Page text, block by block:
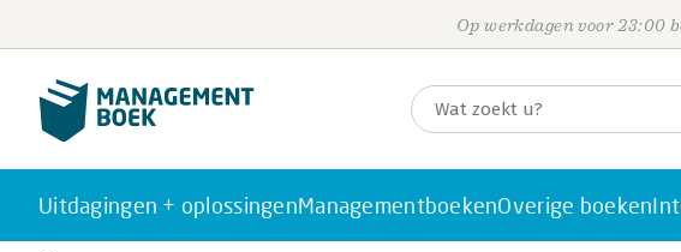
Op werkdagen voor 23:00
Uitdagingen + oplossingenManagementboekenOverige boeken